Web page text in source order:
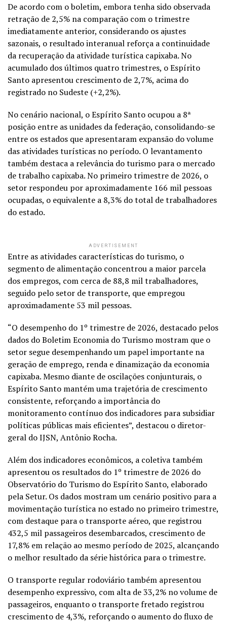
De acordo com o boletim, embora tenha sido observada
retração de 2,5% na comparação com o trimestre
imediatamente anterior, considerando os ajustes
sazonais, o resultado interanual reforça a continuidade
da recuperação da atividade turística capixaba. No
acumulado dos últimos quatro trimestres, o Espírito
Santo apresentou crescimento de 2,7%, acima do
registrado no Sudeste (+2,2%).
No cenário nacional, o Espírito Santo ocupou a 8ª
posição entre as unidades da federação, consolidando-se
entre os estados que apresentaram expansão do volume
das atividades turísticas no período. O levantamento
também destaca a relevância do turismo para o mercado
de trabalho capixaba. No primeiro trimestre de 2026, o
setor respondeu por aproximadamente 166 mil pessoas
ocupadas, o equivalente a 8,3% do total de trabalhadores
do estado.
ADVERTISEMENT
Entre as atividades características do turismo, o
segmento de alimentação concentrou a maior parcela
dos empregos, com cerca de 88,8 mil trabalhadores,
seguido pelo setor de transporte, que empregou
aproximadamente 53 mil pessoas.
“O desempenho do 1º trimestre de 2026, destacado pelos
dados do Boletim Economia do Turismo mostram que o
setor segue desempenhando um papel importante na
geração de emprego, renda e dinamização da economia
capixaba. Mesmo diante de oscilações conjunturais, o
Espírito Santo mantém uma trajetória de crescimento
consistente, reforçando a importância do
monitoramento contínuo dos indicadores para subsidiar
políticas públicas mais eficientes”, destacou o diretor-
geral do IJSN, Antônio Rocha.
Além dos indicadores econômicos, a coletiva também
apresentou os resultados do 1º trimestre de 2026 do
Observatório do Turismo do Espírito Santo, elaborado
pela Setur. Os dados mostram um cenário positivo para a
movimentação turística no estado no primeiro trimestre,
com destaque para o transporte aéreo, que registrou
432,5 mil passageiros desembarcados, crescimento de
17,8% em relação ao mesmo período de 2025, alcançando
o melhor resultado da série histórica para o trimestre.
O transporte regular rodoviário também apresentou
desempenho expressivo, com alta de 33,2% no volume de
passageiros, enquanto o transporte fretado registrou
crescimento de 4,3%, reforçando o aumento do fluxo de